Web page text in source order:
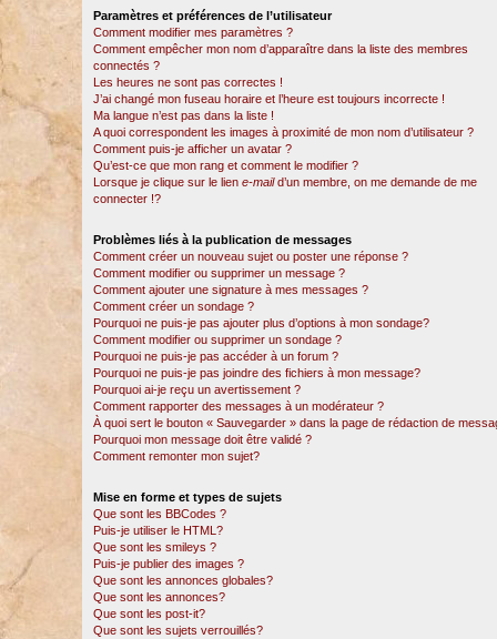
Paramètres et préférences de l’utilisateur
Comment modifier mes paramètres ?
Comment empêcher mon nom d’apparaître dans la liste des membres
connectés ?
Les heures ne sont pas correctes !
J’ai changé mon fuseau horaire et l’heure est toujours incorrecte !
Ma langue n’est pas dans la liste !
A quoi correspondent les images à proximité de mon nom d’utilisateur ?
Comment puis-je afficher un avatar ?
Qu’est-ce que mon rang et comment le modifier ?
Lorsque je clique sur le lien e-maild’un membre, on me demande de me
connecter !?
Problèmes liés à la publication de messages
Comment créer un nouveau sujet ou poster une réponse ?
Comment modifier ou supprimer un message ?
Comment ajouter une signature à mes messages ?
Comment créer un sondage ?
Pourquoi ne puis-je pas ajouter plus d’options à mon sondage?
Comment modifier ou supprimer un sondage ?
Pourquoi ne puis-je pas accéder à un forum ?
Pourquoi ne puis-je pas joindre des fichiers à mon message?
Pourquoi ai-je reçu un avertissement ?
Comment rapporter des messages à un modérateur ?
À quoi sert le bouton « Sauvegarder » dans la page de rédaction de
Pourquoi mon message doit être validé ?
Comment remonter mon sujet?
Mise en forme et types de sujets
Que sont les BBCodes ?
Puis-je utiliser le HTML?
Que sont les smileys ?
Puis-je publier des images ?
Que sont les annonces globales?
Que sont les annonces?
Que sont les post-it?
Que sont les sujets verrouillés?